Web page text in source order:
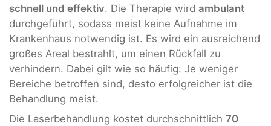
schnell und effektiv. Die Therapie wird ambulant
durchgeführt, sodass meist keine Aufnahme im
Krankenhaus notwendig ist. Es wird ein ausreichend
großes Areal bestrahlt, um einen Rückfall zu
verhindern. Dabei gilt wie so häufig: Je weniger
Bereiche betroffen sind, desto erfolgreicher ist die
Behandlung meist.
Die Laserbehandlung kostet durchschnittlich 70